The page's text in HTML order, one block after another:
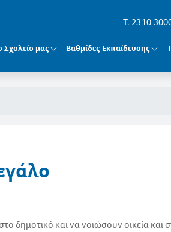
T. 2310
Σχολείο μας Βαθμίδες Εκπαίδευσης
δημοτικό και να νοιώσουν οικεία και